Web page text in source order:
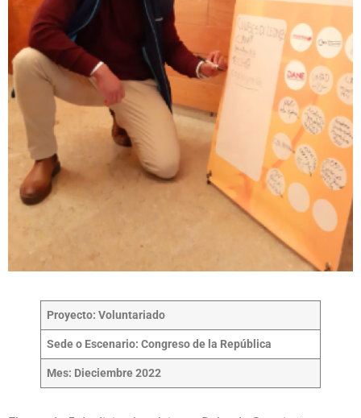
Proyecto: Voluntariado
Sede o Escenario:Congreso de la República
Mes: Dieciembre 2022